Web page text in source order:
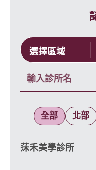
全部 北部
莯禾美學診所